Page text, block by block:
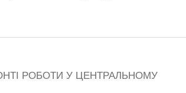
РОБОТИ У ЦЕНТРАЛЬНОМУ